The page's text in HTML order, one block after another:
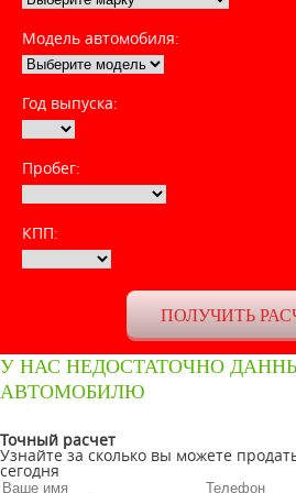
Модель автомобиля:
Год выпуска:
Пробег:
КПП:
У НАС НЕДОСТАТОЧНО
АВТОМОБИЛЮ
Точный расчет
Узнайте за сколько вы можете
сегодня